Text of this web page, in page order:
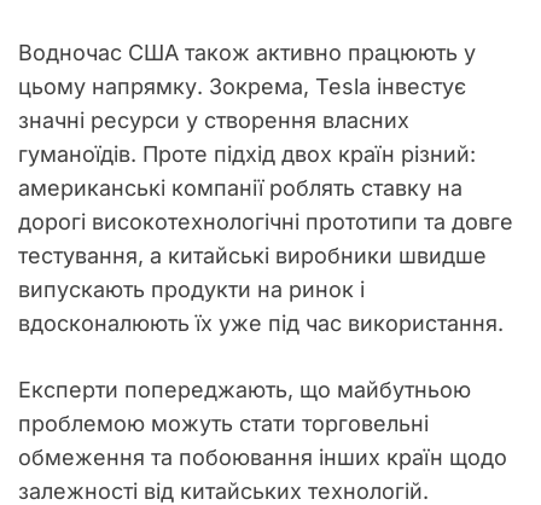
Водночас США також активно працюють у
цьому напрямку. Зокрема, Tesla інвестує
значні ресурси у створення власних
гуманоїдів. Проте підхід двох країн різний:
американські компанії роблять ставку на
дорогі високотехнологічні прототипи та довге
тестування, а китайські виробники швидше
випускають продукти на ринок і
вдосконалюють їх уже під час використання.
Експерти попереджають, що майбутньою
проблемою можуть стати торговельні
обмеження та побоювання інших країн щодо
залежності від китайських технологій.